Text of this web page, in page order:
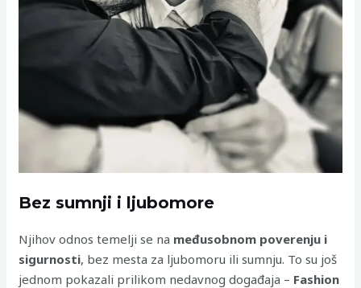
Bez sumnji i ljubomore
Njihov odnos temelji se na međusobnom poverenju i
sigurnosti, bez mesta za ljubomoru ili sumnju. To su još
jednom pokazali prilikom nedavnog događaja – Fashion